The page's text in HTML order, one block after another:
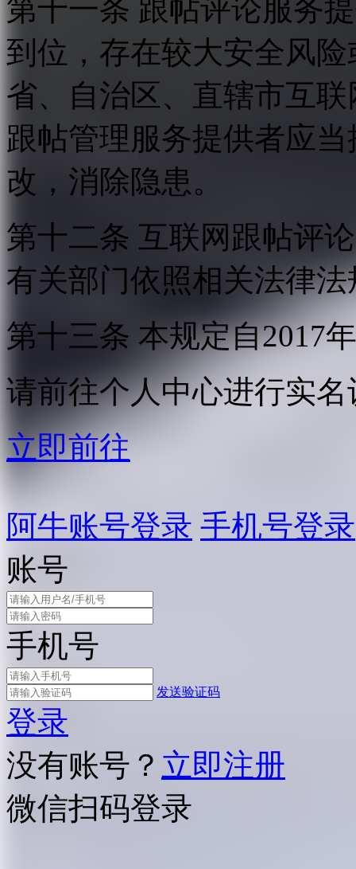
第十一条 跟帖评论服务
到位，存在较大安全风
省、自治区、直辖市互
跟帖管理服务提供者应
改，消除隐患。
第十二条 互联网跟帖评
有关部门依照相关法律
第十三条 本规定自2017
请前往个人中心进行实名
立即前往
阿牛账号登录 手机号登录
账号
手机号
发送验证码
登录
没有账号？ 立即注册
微信扫码登录